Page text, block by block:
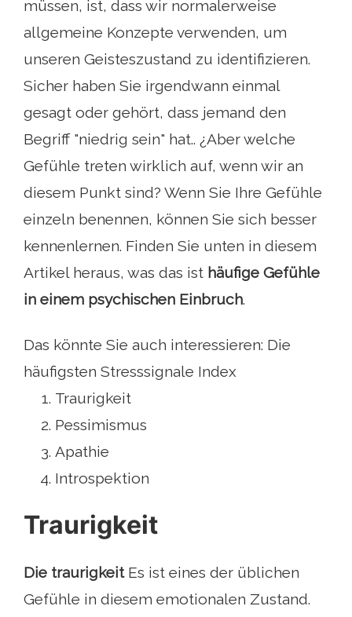
müssen, ist, dass wir normalerweise
allgemeine Konzepte verwenden, um
unseren Geisteszustand zu identifizieren.
Sicher haben Sie irgendwann einmal
gesagt oder gehört, dass jemand den
Begriff "niedrig sein" hat.. ¿Aber welche
Gefühle treten wirklich auf, wenn wir an
diesem Punkt sind? Wenn Sie Ihre Gefühle
einzeln benennen, können Sie sich besser
kennenlernen. Finden Sie unten in diesem
Artikel heraus, was das ist häufige Gefühle
in einem psychischen Einbruch.
Das könnte Sie auch interessieren: Die
häufigsten Stresssignale Index
Traurigkeit
Pessimismus
Apathie
Introspektion
Traurigkeit
Die traurigkeitEs ist eines der üblichen
Gefühle in diesem emotionalen Zustand.